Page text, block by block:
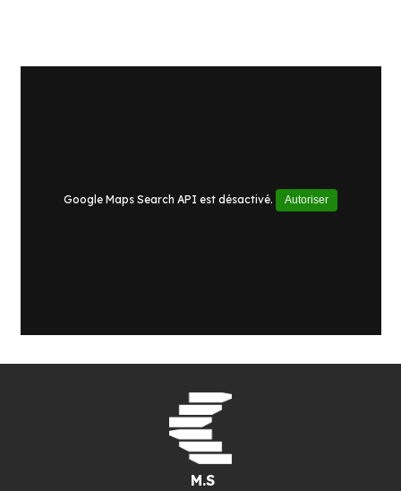
Google Maps Search API est désactivé. Autoriser
M.S